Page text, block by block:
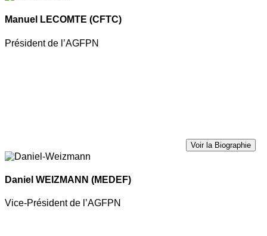
Manuel LECOMTE (CFTC)
Président de l’AGFPN
Voir la Biographie
Daniel WEIZMANN (MEDEF)
Vice-Président de l’AGFPN